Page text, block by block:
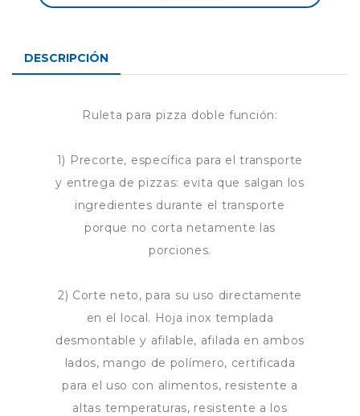
DESCRIPCIÓN
Ruleta para pizza doble función:
1) Precorte, específica para el transporte
y entrega de pizzas: evita que salgan los
ingredientes durante el transporte
porque no corta netamente las
porciones.
2) Corte neto, para su uso directamente
en el local. Hoja inox templada
desmontable y afilable, afilada en ambos
lados, mango de polímero, certificada
para el uso con alimentos, resistente a
altas temperaturas, resistente a los